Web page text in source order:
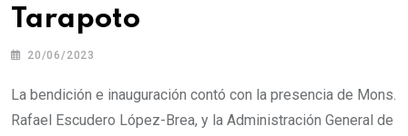
Tarapoto
20/06/2023
La bendición e inauguración contó con la presencia de Mons.
Rafael Escudero López-Brea, y la Administración General de